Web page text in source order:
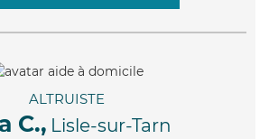
ALTRUISTE
C., Lisle-sur-Tarn